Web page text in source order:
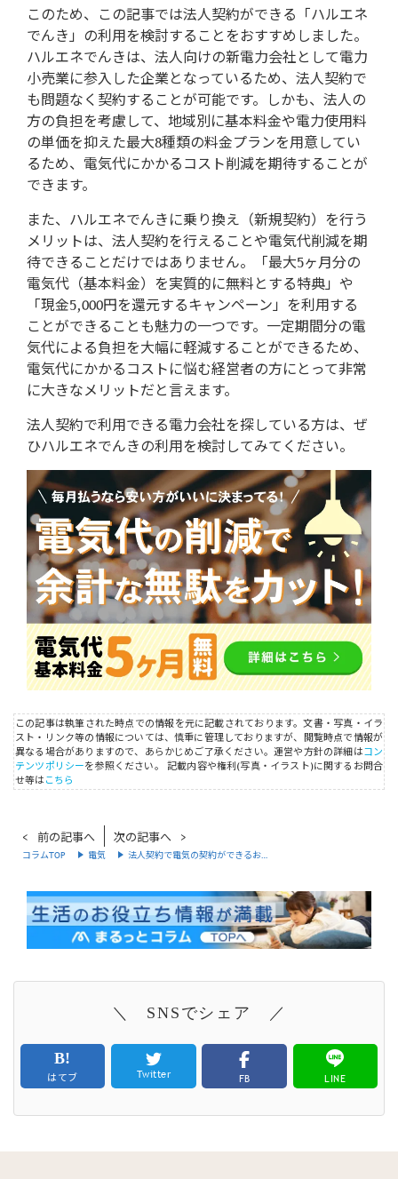
このため、この記事では法人契約ができる「ハルエネ
でんき」の利用を検討することをおすすめしました。
ハルエネでんきは、法人向けの新電力会社として電力
小売業に参入した企業となっているため、法人契約で
も問題なく契約することが可能です。しかも、法人の
方の負担を考慮して、地域別に基本料金や電力使用料
の単価を抑えた最大8種類の料金プランを用意してい
るため、電気代にかかるコスト削減を期待することが
できます。
また、ハルエネでんきに乗り換え（新規契約）を行う
メリットは、法人契約を行えることや電気代削減を期
待できることだけではありません。「最大5ヶ月分の
電気代（基本料金）を実質的に無料とする特典」や
「現金5,000円を還元するキャンペーン」を利用する
ことができることも魅力の一つです。一定期間分の電
気代による負担を大幅に軽減することができるため、
電気代にかかるコストに悩む経営者の方にとって非常
に大きなメリットだと言えます。
法人契約で利用できる電力会社を探している方は、ぜ
ひハルエネでんきの利用を検討してみてください。
この記事は執筆された時点での情報を元に記載されております。文書・写真・イラ
スト・リンク等の情報については、慎重に管理しておりますが、閲覧時点で情報が
異なる場合がありますので、あらかじめご了承ください。運営や方針の詳細はコン
テンツポリシーを参照ください。
記載内容や権利(写真・イラスト)に関するお問合
せ等はこちら
前の記事へ 次の記事へ
コラムTOP 電気 法人契約で電気の契約ができるお…
＼ SNSでシェア ／
はてブ Twitter FB LINE